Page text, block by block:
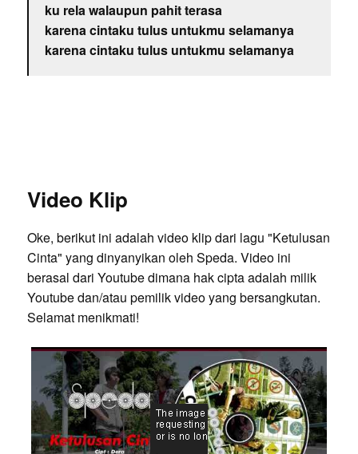
ku rela walaupun pahit terasa
karena cintaku tulus untukmu selamanya
karena cintaku tulus untukmu selamanya
Video Klip
Oke, berikut ini adalah video klip dari lagu "Ketulusan
Cinta" yang dinyanyikan oleh Speda. Video ini
berasal dari Youtube dimana hak cipta adalah milik
Youtube dan/atau pemilik video yang bersangkutan.
Selamat menikmati!